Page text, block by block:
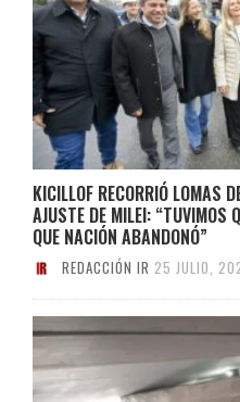
KICILLOF RECORRIÓ LOMAS
AJUSTE DE MILEI: “TUVIMOS
QUE NACIÓN ABANDONÓ”
REDACCIÓN IR 25 JULIO,